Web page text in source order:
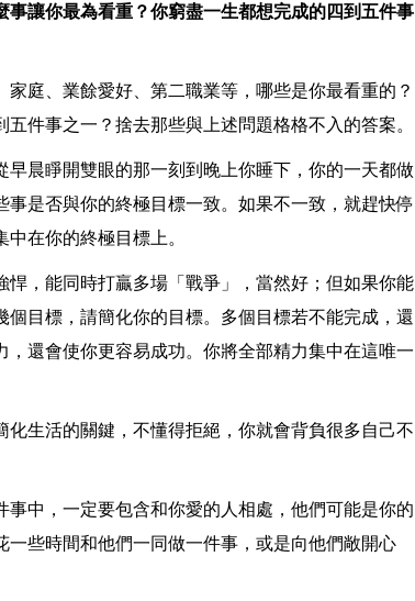
事讓你最為看重？你窮盡一生都想完成的四到五件事
家庭、業餘愛好、第二職業等，哪些是你最看重的？
件事之一？捨去那些與上述問題格格不入的答案。
早晨睜開雙眼的那一刻到晚上你睡下，你的一天都做
是否與你的終極目標一致。如果不一致，就趕快停
在你的終極目標上。
悍，能同時打贏多場「戰爭」，當然好；但如果你能
目標，請簡化你的目標。多個目標若不能完成，還
還會使你更容易成功。你將全部精力集中在這唯一
化生活的關鍵，不懂得拒絕，你就會背負很多自己不
事中，一定要包含和你愛的人相處，他們可能是你的
些時間和他們一同做一件事，或是向他們敞開心